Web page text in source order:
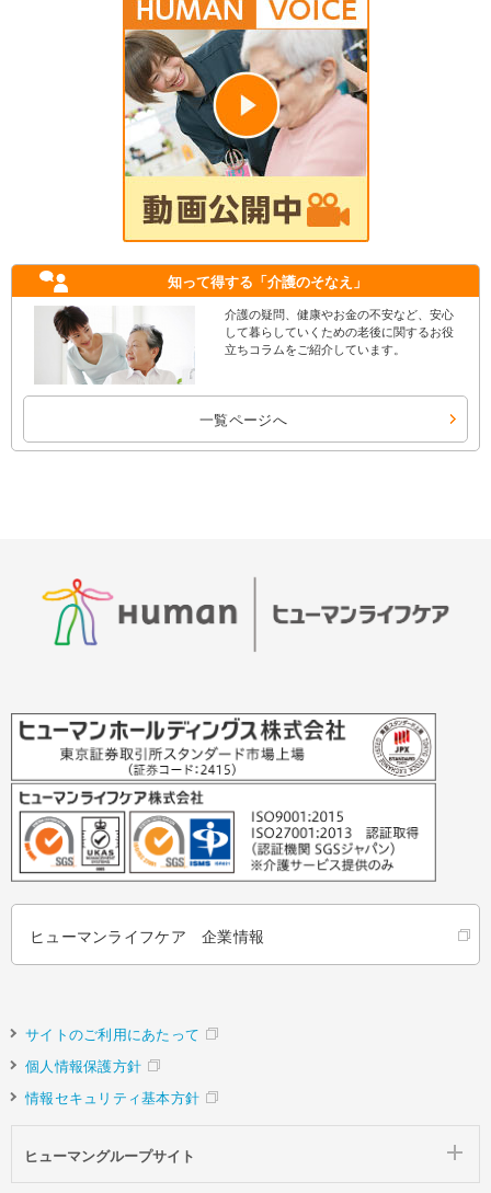
知って得する 「介護のそなえ」
介護の疑問、健康やお金の不安など、安心
して暮らしていくための老後に関するお役
立ちコラムをご紹介しています。
一覧ページへ
ヒューマンライフケア 企業情報
サイトのご利用にあたって
個人情報保護方針
情報セキュリティ基本方針
ヒューマングループサイト